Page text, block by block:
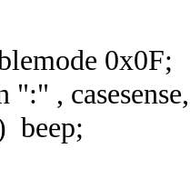
0x0F;
":" ,
beep;